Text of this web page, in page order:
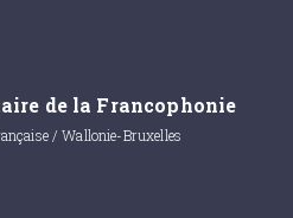
de la Francophonie
/ Wallonie-Bruxelles